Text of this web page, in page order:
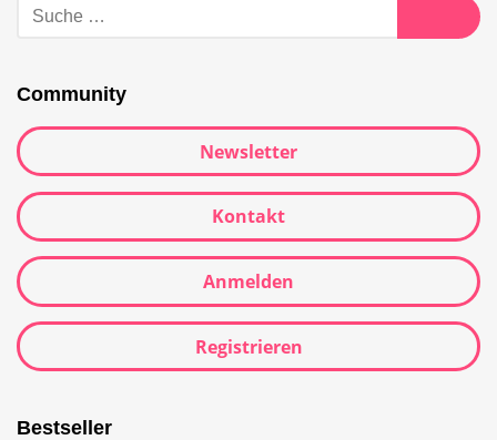
Community
Newsletter
Kontakt
Anmelden
Registrieren
Bestseller